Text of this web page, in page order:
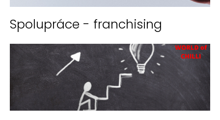
Spolupráce - franchising